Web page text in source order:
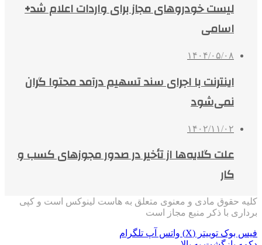
لیست خودروهای مجاز برای واردات اعلام شد+
اسامی
۱۴۰۴/۰۵/۰۸
اینترنت با اجرای سند تسهیم درآمد محتوا گران
نمی‌شود
۱۴۰۲/۱۱/۰۲
علت گلایه‌ها از تأخیر در صدور مجوزهای کسب و
کار
کلیه حقوق مادی و معنوی متعلق به هاست لینوکس است و کپی
برداری با ذکر منبع مجاز است
فیس بوک توییتر (X) واتس آپ تلگرام